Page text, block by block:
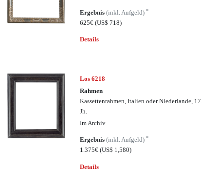
Ergebnis(inkl. Aufgeld)*
625€(US$ 718)
Details
Los 6218
Rahmen
Kassettenrahmen, Italien oder Niederlande, 17.
Jh.
Im Archiv
Ergebnis(inkl. Aufgeld)*
1.375€(US$ 1,580)
Details